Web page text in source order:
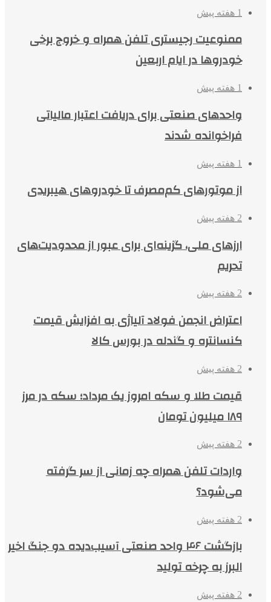
1 هفته پیش
ممنوعیت رجیستری تلفن همراه و خروج برخی
خودروها در ایام اربعین
1 هفته پیش
واحدهای صنعتی برای دریافت اعتبار مالیاتی
فراخوانده شدند
1 هفته پیش
از موتورهای کم‌مصرف تا خودروهای هیبریدی
2 هفته پیش
ارزهای ملی، گزینه‌ای برای عبور از محدودیت‌های
تحریم
2 هفته پیش
اعتراض انجمن فولاد آلیاژی به افزایش قیمت
کنسانتره و گندله در بورس کالا
2 هفته پیش
قیمت طلا و سکه امروز یک مرداد؛ سکه در مرز
۱۸۹ میلیون تومان
2 هفته پیش
واردات تلفن همراه چه زمانی از سر گرفته
می‌شود؟
2 هفته پیش
بازگشت ۴۶ واحد صنعتی آسیب‌دیده دو جنگ اخیر
البرز به چرخه تولید
2 هفته پیش